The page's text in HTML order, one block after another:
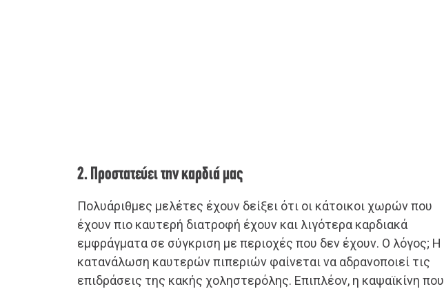
2. Προστατεύει την καρδιά μας
Πολυάριθμες μελέτες έχουν δείξει ότι οι κάτοικοι χωρών που
έχουν πιο καυτερή διατροφή έχουν και λιγότερα καρδιακά
εμφράγματα σε σύγκριση με περιοχές που δεν έχουν. Ο λόγος; Η
κατανάλωση καυτερών πιπεριών φαίνεται να αδρανοποιεί τις
επιδράσεις της κακής χοληστερόλης. Επιπλέον, η καψαϊκίνη που